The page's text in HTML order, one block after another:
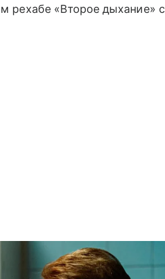
рехабе «Второе дыхание» с